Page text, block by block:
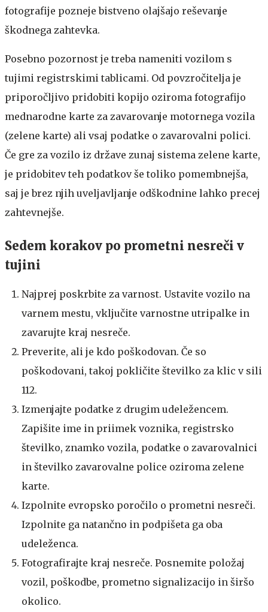
fotografije pozneje bistveno olajšajo reševanje
škodnega zahtevka.
Posebno pozornost je treba nameniti vozilom s
tujimi registrskimi tablicami. Od povzročitelja je
priporočljivo pridobiti kopijo oziroma fotografijo
mednarodne karte za zavarovanje motornega vozila
(zelene karte) ali vsaj podatke o zavarovalni polici.
Če gre za vozilo iz države zunaj sistema zelene karte,
je pridobitev teh podatkov še toliko pomembnejša,
saj je brez njih uveljavljanje odškodnine lahko precej
zahtevnejše.
Sedem korakov po prometni nesreči v
tujini
Najprej poskrbite za varnost. Ustavite vozilo na
varnem mestu, vključite varnostne utripalke in
zavarujte kraj nesreče.
Preverite, ali je kdo poškodovan. Če so
poškodovani, takoj pokličite številko za klic v sili
112.
Izmenjajte podatke z drugim udeležencem.
Zapišite ime in priimek voznika, registrsko
številko, znamko vozila, podatke o zavarovalnici
in številko zavarovalne police oziroma zelene
karte.
Izpolnite evropsko poročilo o prometni nesreči.
Izpolnite ga natančno in podpišeta ga oba
udeleženca.
Fotografirajte kraj nesreče. Posnemite položaj
vozil, poškodbe, prometno signalizacijo in širšo
okolico.